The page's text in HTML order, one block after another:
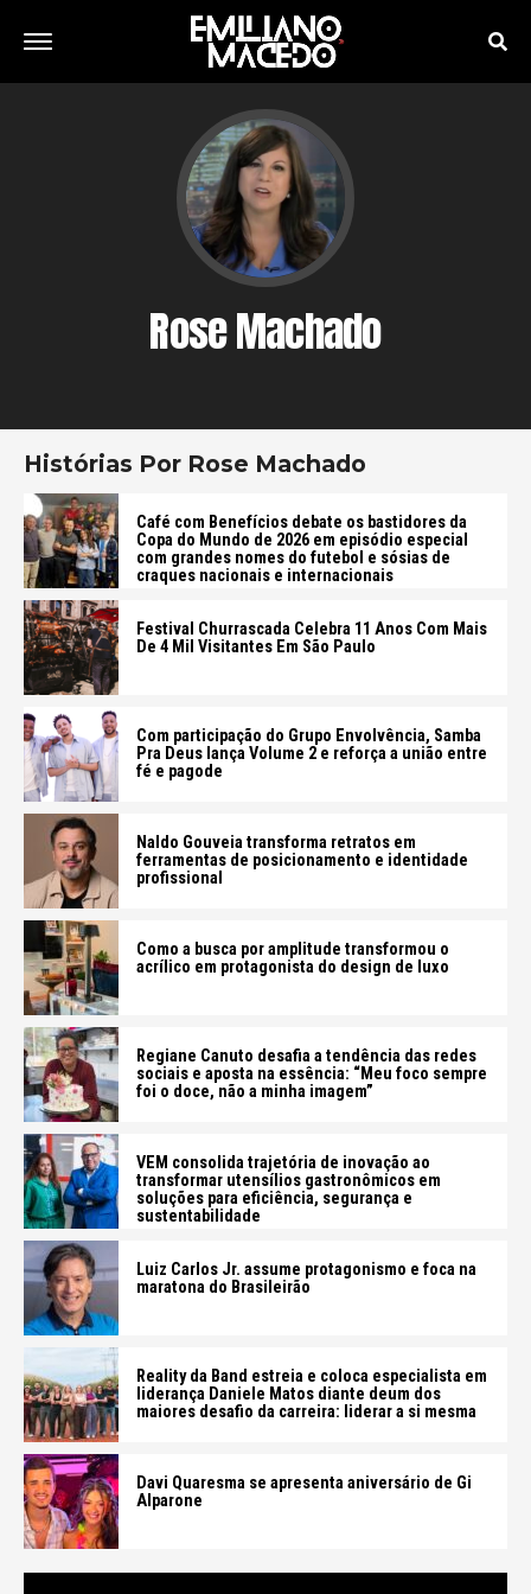
Rose Machado
Histórias Por Rose Machado
Café com Benefícios debate os bastidores da
Copa do Mundo de 2026 em episódio especial
com grandes nomes do futebol e sósias de
craques nacionais e internacionais
Festival Churrascada Celebra 11 Anos Com Mais
De 4 Mil Visitantes Em São Paulo
Com participação do Grupo Envolvência, Samba
Pra Deus lança Volume 2 e reforça a união entre
fé e pagode
Naldo Gouveia transforma retratos em
ferramentas de posicionamento e identidade
profissional
Como a busca por amplitude transformou o
acrílico em protagonista do design de luxo
Regiane Canuto desafia a tendência das redes
sociais e aposta na essência: “Meu foco sempre
foi o doce, não a minha imagem”
VEM consolida trajetória de inovação ao
transformar utensílios gastronômicos em
soluções para eficiência, segurança e
sustentabilidade
Luiz Carlos Jr. assume protagonismo e foca na
maratona do Brasileirão
Reality da Band estreia e coloca especialista em
liderança Daniele Matos diante deum dos
maiores desafio da carreira: liderar a si mesma
Davi Quaresma se apresenta aniversário de Gi
Alparone